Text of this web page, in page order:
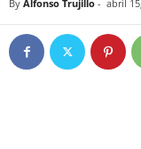
By Alfonso Trujillo - abril